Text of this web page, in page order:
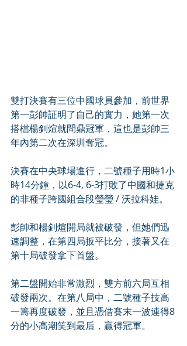
雙打決賽有三位中國球員參加，前世界
第一彭帥証明了自己的實力，她第一次
搭檔楊釗煊就問鼎冠軍，這也是彭帥三
年內第二次在深圳奪冠。
決賽在中央球場進行，二號種子用時1小
時14分鐘，以6-4, 6-3打敗了中國和捷克
的非種子跨國組合段瑩瑩 / 沃拉科娃。
彭帥和楊釗煊開局就被破發，但她們迅
速調整，在第四局扳平比分，接著又在
第十局破發拿下首盤。
第二盤開始非常激烈，雙方前六局互相
破發兩次。在第八局中，二號種子技高
一籌再度破發，並且憑借賽末一波連得8
分的小高潮笑到最后，贏得冠軍。